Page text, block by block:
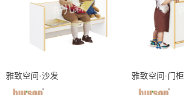
雅致空间·沙发 雅致空间·门柜